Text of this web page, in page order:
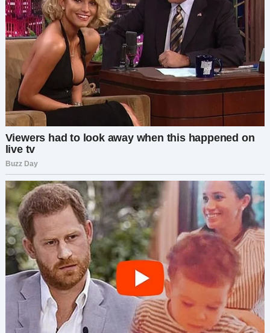
«Ты чего жалуешься?»
Апогеем стало то, что свекровь настояла,
чтобы дети спали в её комнате:«Наш дом —
наши правила.»Михаил исчез, решив
встретиться с друзьями. Ощущая унижение и
одиночество, Елена собрала детей, сделала
фотографии «гостеприимного» амбара и уехала
к родителям.
Публикация в Facebook вызвала шквал
негатива от родни мужа, требовавших
извинений. Но Елена нашла спокойствие в
родительском доме и задумалась:
«А как бы вы
поступили на моём месте?»
Свекровь нарушила правила
дома и поплатилась за это
Одна женщина рассказала, что её свекровь,
Людмила, постоянно вторгалась в личное